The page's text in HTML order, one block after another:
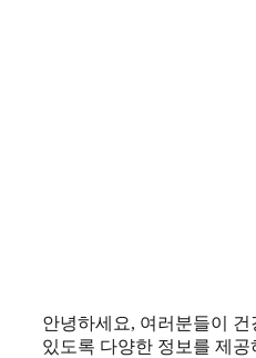
안녕하세요, 여러분들이
있도록 다양한 정보를 제